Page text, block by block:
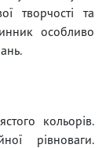
​​творчості та
особливо
кольорів.
рівноваги.